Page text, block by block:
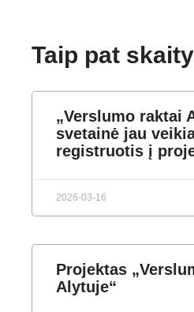
Taip pat
„Verslumo raktai
svetainė jau
registruotis į
2026-03-16
Projektas
Alytuje“